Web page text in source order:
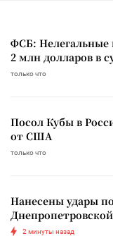
ФСБ: Нелегальные
2 млн долларов в
только что
Посол Кубы в
от США
только что
Нанесены удары
2 минуты назад